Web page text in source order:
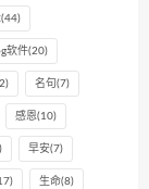
(44)
软件(20)
名句(7)
感恩(10)
早安(7)
生命(8)